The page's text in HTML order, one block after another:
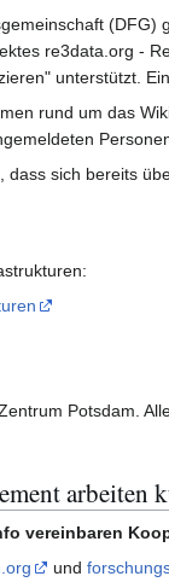
re3data.org -
unterstützt.
rund um das
sich bereits
Potsdam.
arbeiten
vereinbaren
und